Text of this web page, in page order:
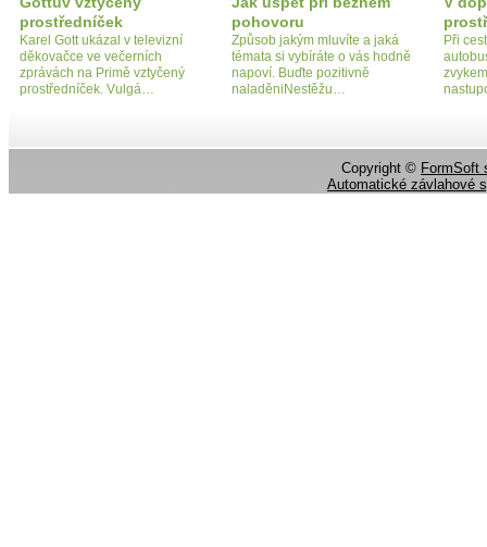
prostředníček
Karel Gott ukázal v televizní
děkovačce ve večerních
zprávách na Primě vztyčený
prostředníček. Vulgá…
pohovoru
Způsob jakým mluvíte a jaká
témata si vybíráte o vás hodně
napoví. Buďte pozitivně
naladěniNestěžu…
Při
Copyright © FormSoft
Automatické závlahové